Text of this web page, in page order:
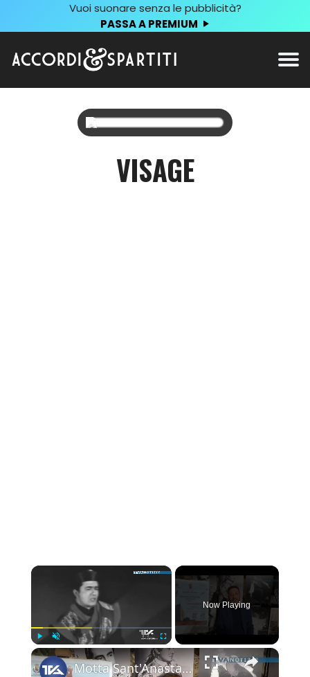
Vuoi suonare senza le pubblicità?
PASSA A PREMIUM
VISAGE
×
Play Unmute Fullscreen
Now Playing
×
Motta Sant'Anastasia. L'omaggio al tenore mottese Giuseppe Di Stefano nel giorno della sua nascita.